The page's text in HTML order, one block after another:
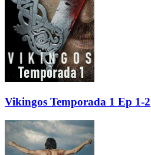
Vikingos Temporada 1 Ep 1-2